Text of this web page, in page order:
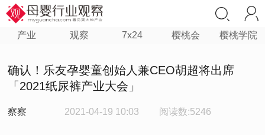
产业 观察 7x24 樱桃会 樱桃学院
确认！乐友孕婴童创始人兼CEO胡超将出席
「2021纸尿裤产业大会」
察察 2021-04-19 10:03 阅读数:5246